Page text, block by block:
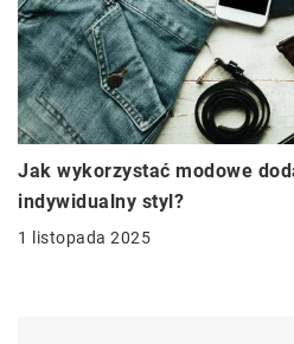
Jak wykorzystać modowe
indywidualny styl?
1 listopada 2025